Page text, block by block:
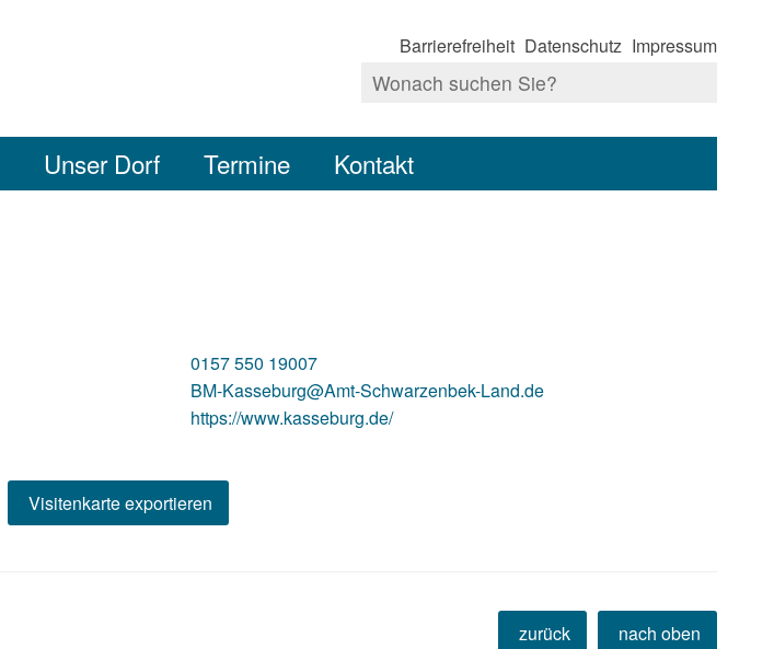
Barrierefreiheit Datenschutz Impressum
Unser Dorf Termine Kontakt
0157 550 19007
BM-Kasseburg@Amt-Schwarzenbek-Land.de
https://www.kasseburg.de/
Visitenkarte exportieren
zurück nach oben